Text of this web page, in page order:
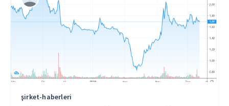
şirket-haberleri